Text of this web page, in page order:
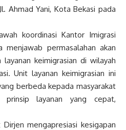
Ahmad Yani, Kota Bekasi pada
koordinasi Kantor Imigrasi
menjawab permasalahan akan
keimigrasian di wilayah
Unit layanan keimigrasian ini
berbeda kepada masyarakat
prinsip layanan yang cepat,
mengapresiasi kesigapan